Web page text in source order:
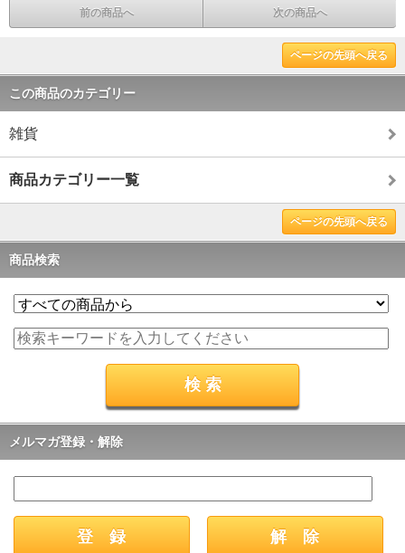
前の商品へ 次の商品へ
ページの先頭へ戻る
この商品のカテゴリー
雑貨
商品カテゴリー一覧
ページの先頭へ戻る
商品検索
メルマガ登録・解除